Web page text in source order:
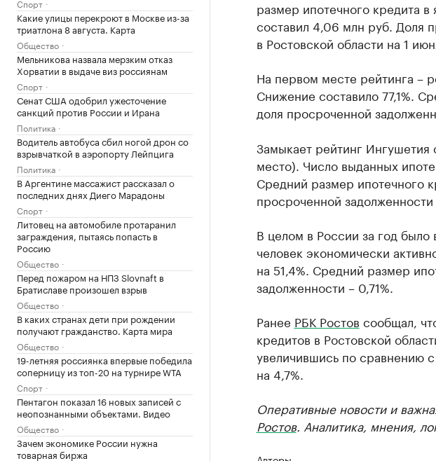
Спорт
Какие улицы перекроют в Москве из-за
триатлона 8 августа. Карта
Общество
Мельникова назвала мерзким отказ
Хорватии в выдаче виз россиянам
Спорт
Сенат США одобрил ужесточение
санкций против России и Ирана
Политика
Водитель автобуса сбил ногой дрон со
взрывчаткой в аэропорту Лейпцига
Политика
В Аргентине массажист рассказал о
последних днях Диего Марадоны
Спорт
Литовец на автомобиле протаранил
заграждения, пытаясь попасть в
Россию
Общество
Перед пожаром на НПЗ Slovnaft в
Братиславе произошел взрыв
Общество
В каких странах дети при рождении
получают гражданство. Карта мира
Общество
19-летняя россиянка впервые победила
соперницу из топ-20 на турнире WTA
Спорт
Пентагон показал 16 новых записей с
неопознанными объектами. Видео
Общество
Зачем экономике России нужна
товарная биржа
размер ипотечного кредита
составил 4,06 млн руб. Доля
в Ростовской области на 1
На первом месте рейтинга –
Снижение составило 77,1%.
доля просроченной
Замыкает рейтинг Ингушетия
место). Число выданных
Средний размер ипотечного
просроченной задолженности
В целом в России за год было
человек экономически
на 51,4%. Средний размер
задолженности – 0,71%.
Ранее РБК Ростов сообщал,
кредитов в Ростовской
увеличившись по сравнению
на 4,7%.
Оперативные новости и
Ростов. Аналитика, мнения,